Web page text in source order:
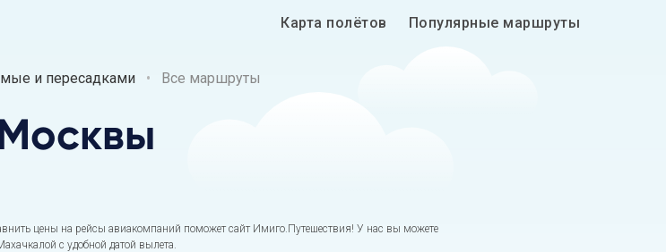
Карта полётов Популярные маршруты
и пересадками Все маршруты
цены на рейсы авиакомпаний поможет сайт Имиго.Путешествия! У нас вы можете
с удобной датой вылета.